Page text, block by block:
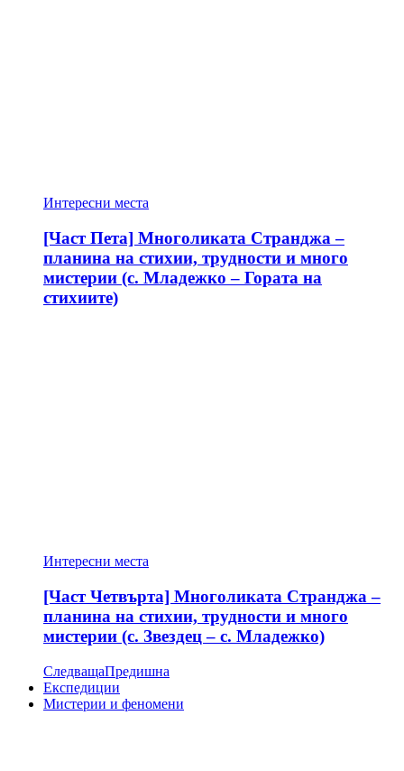
Интересни места
[Част Пета] Многоликата Странджа –
планина на стихии, трудности и много
мистерии (с. Младежко – Гората на
стихиите)
Интересни места
[Част Четвърта] Многоликата Странджа –
планина на стихии, трудности и много
мистерии (с. Звездец – с. Младежко)
СледващаПредишна
Експедиции
Мистерии и феномени